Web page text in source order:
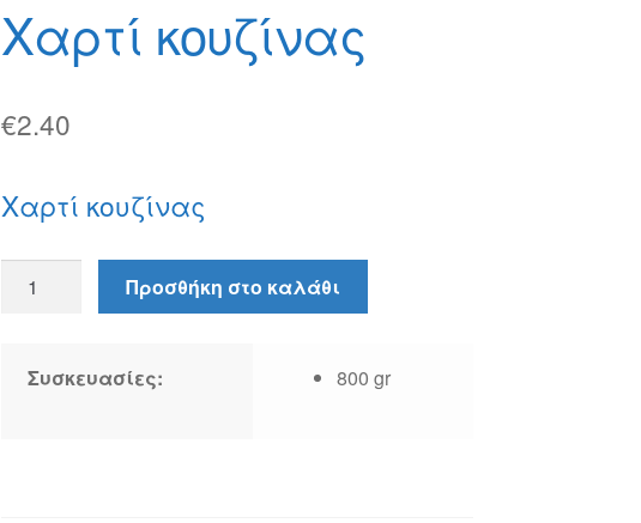
Χαρτί κουζίνας
€2.40
Χαρτί κουζίνας
κουζίνας
Προσθήκη στο καλάθι
Συσκευασίες: 800 gr